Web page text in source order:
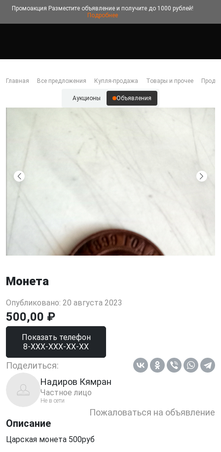
Промоакция Разместите объявление и получите до 1000 рублей!
Подробнее
Главная Все предложения Купля-продажа Товары и прочее
Аукционы Объявления
Монета
Опубликовано: 20 августа 2023
500,00 ₽
Показать телефон
8-XXX-XXX-XX-XX
Поделиться:
Надиров Кямран
Частное лицо
Не в сети
Пожаловаться на объявление
Описание
Царская монета 500руб